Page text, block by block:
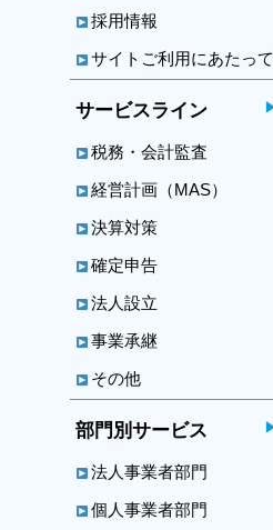
採用情報
サイトご利用にあたって
サービスライン
税務・会計監査
経営計画（MAS）
決算対策
確定申告
法人設立
事業承継
その他
部門別サービス
法人事業者部門
個人事業者部門